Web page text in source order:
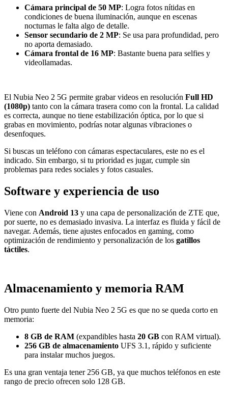
Cámara principal de 50 MP: Logra fotos nítidas en
condiciones de buena iluminación, aunque en escenas
nocturnas le falta algo de detalle.
Sensor secundario de 2 MP: Se usa para profundidad, pero
no aporta demasiado.
Cámara frontal de 16 MP: Bastante buena para selfies y
videollamadas.
El Nubia Neo 2 5G permite grabar videos en resolución Full HD
(1080p) tanto con la cámara trasera como con la frontal. La calidad
es correcta, aunque no tiene estabilización óptica, por lo que si
grabas en movimiento, podrías notar algunas vibraciones o
desenfoques.
Si buscas un teléfono con cámaras espectaculares, este no es el
indicado. Sin embargo, si tu prioridad es jugar, cumple sin
problemas para redes sociales y fotos casuales.
Software y experiencia de uso
Viene con Android 13 y una capa de personalización de ZTE que,
por suerte, no es demasiado invasiva. La interfaz es fluida y fácil de
navegar. Además, tiene ajustes enfocados en gaming, como
optimización de rendimiento y personalización de los gatillos
táctiles.
Almacenamiento y memoria RAM
Otro punto fuerte del Nubia Neo 2 5G es que no se queda corto en
memoria:
8 GB de RAM (expandibles hasta 20 GB con RAM virtual).
256 GB de almacenamiento UFS 3.1, rápido y suficiente
para instalar muchos juegos.
Es una gran ventaja tener 256 GB, ya que muchos teléfonos en este
rango de precio ofrecen solo 128 GB.